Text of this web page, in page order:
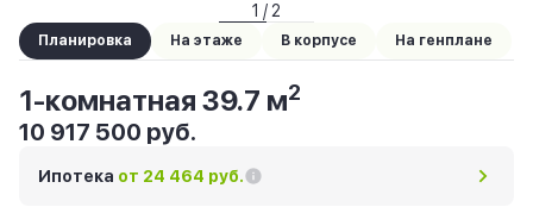
1 / 2
Планировка На этаже В корпусе На генплане
1-комнатная 39.7 м2
10 917 500 руб.
Ипотека от 24 464 руб.